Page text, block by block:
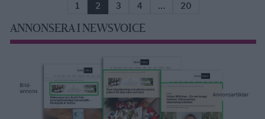
1 2 3 4 … 20
ANNONSERA I NEWSVOICE